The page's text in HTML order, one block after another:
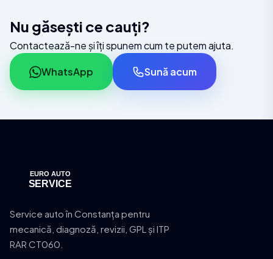
Nu găsești ce cauți?
Contactează-ne și îți spunem cum te putem ajuta.
WhatsApp Sună acum
Service auto în Constanța pentru
mecanică, diagnoză, revizii, GPL și ITP
RAR CT060.